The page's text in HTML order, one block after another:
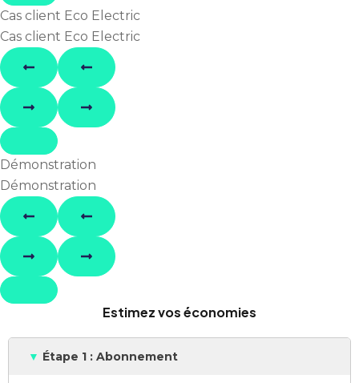
Cas client Eco Electric
Cas client Eco Electric
Démonstration
Démonstration
Estimez vos économies